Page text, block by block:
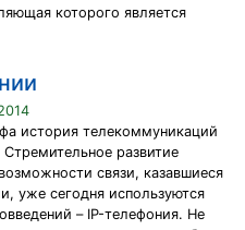
которого является
история телекоммуникаций
развитие
связи, казавшиеся
уже сегодня используются
– IP-телефония. Не